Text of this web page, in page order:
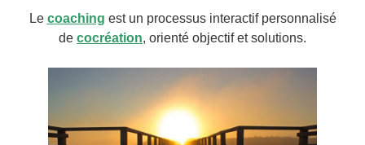
Le coaching est un processus interactif personnalisé
de cocréation, orienté objectif et solutions.